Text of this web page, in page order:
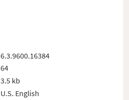
6.3.9600.16384
64
3.5 kb
U.S. English